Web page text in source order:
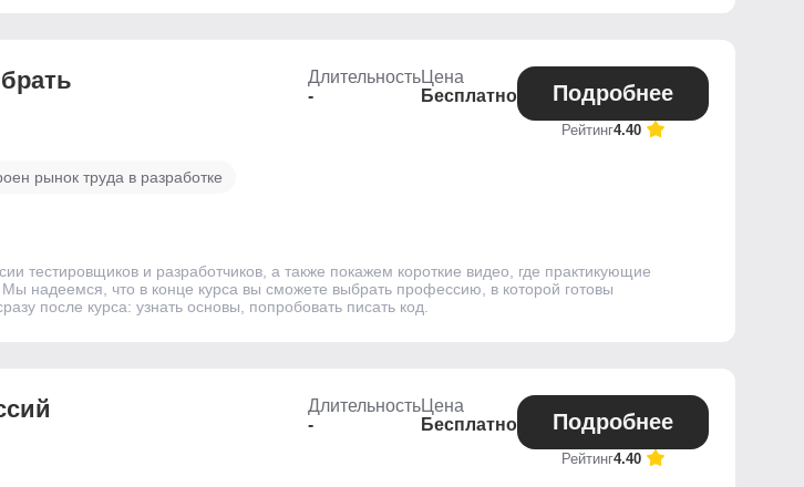
Длительность
-
Цена
Бесплатно
Подробнее
Рейтинг4.40
рынок труда в разработке
и разработчиков, а также покажем короткие видео, где практикующие
надеемся, что в конце курса вы сможете выбрать профессию, в которой готовы
после курса: узнать основы, попробовать писать код.
Длительность
-
Цена
Бесплатно
Подробнее
Рейтинг4.40